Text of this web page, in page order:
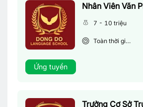
7 - 10 triệu
Toàn thời gian
Ứng tuyển